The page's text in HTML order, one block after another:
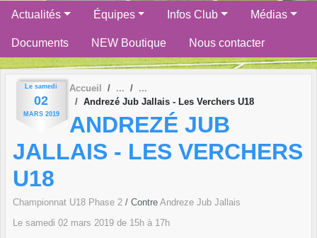
Actualités Équipes Infos Club Médias
Documents NEW Boutique Nous contacter
Le samedi
02
MARS 2019
Accueil
Andrezé Jub Jallais - Les Verchers U18
ANDREZÉ JUB
JALLAIS - LES VERCHERS
U18
Championnat U18 Phase 2 / Contre Andreze Jub Jallais
Le samedi 02 mars 2019 de 15h à 17h